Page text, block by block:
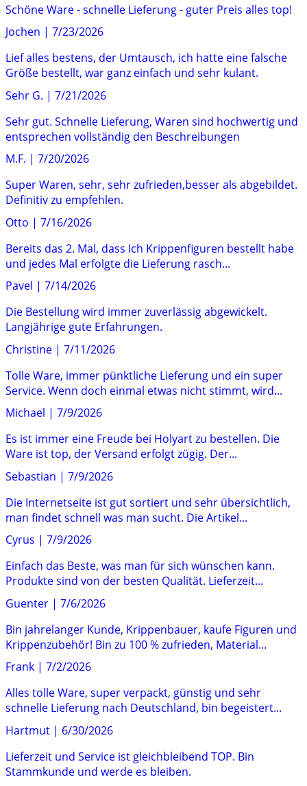
Schöne Ware - schnelle Lieferung - guter Preis alles top!
Jochen | 7/23/2026
Lief alles bestens, der Umtausch, ich hatte eine falsche
Größe bestellt, war ganz einfach und sehr kulant.
Sehr G. | 7/21/2026
Sehr gut. Schnelle Lieferung, Waren sind hochwertig und
entsprechen vollständig den Beschreibungen
M.F. | 7/20/2026
Super Waren, sehr, sehr zufrieden,besser als abgebildet.
Definitiv zu empfehlen.
Otto | 7/16/2026
Bereits das 2. Mal, dass Ich Krippenfiguren bestellt habe
und jedes Mal erfolgte die Lieferung rasch...
Pavel | 7/14/2026
Die Bestellung wird immer zuverlässig abgewickelt.
Langjährige gute Erfahrungen.
Christine | 7/11/2026
Tolle Ware, immer pünktliche Lieferung und ein super
Service. Wenn doch einmal etwas nicht stimmt, wird...
Michael | 7/9/2026
Es ist immer eine Freude bei Holyart zu bestellen. Die
Ware ist top, der Versand erfolgt zügig. Der...
Sebastian | 7/9/2026
Die Internetseite ist gut sortiert und sehr übersichtlich,
man findet schnell was man sucht. Die Artikel...
Cyrus | 7/9/2026
Einfach das Beste, was man für sich wünschen kann.
Produkte sind von der besten Qualität. Lieferzeit...
Guenter | 7/6/2026
Bin jahrelanger Kunde, Krippenbauer, kaufe Figuren und
Krippenzubehör! Bin zu 100 % zufrieden, Material...
Frank | 7/2/2026
Alles tolle Ware, super verpackt, günstig und sehr
schnelle Lieferung nach Deutschland, bin begeistert...
Hartmut | 6/30/2026
Lieferzeit und Service ist gleichbleibend TOP. Bin
Stammkunde und werde es bleiben.